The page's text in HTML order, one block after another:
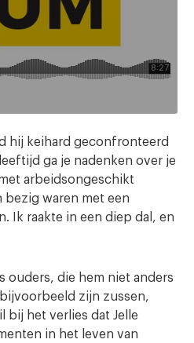
hij keihard geconfronteerd
ga je nadenken over je
arbeidsongeschikt
waren met een
Ik raakte in een diep dal, en
ouders, die hem niet anders
zijn zussen,
bij het verlies dat Jelle
in het leven van